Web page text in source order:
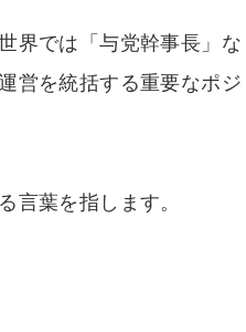
界では「与党幹事長」な
営を統括する重要なポジ
言葉を指します。